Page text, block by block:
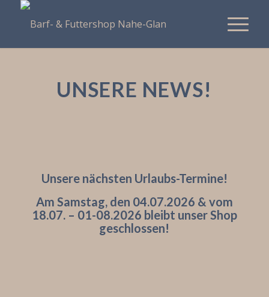
UNSERE NEWS!
Unsere nächsten Urlaubs-Termine!
Am Samstag, den 04.07.2026 & vom
18.07. – 01-08.2026 bleibt unser Shop
geschlossen!